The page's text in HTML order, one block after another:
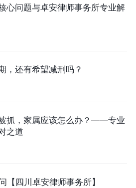
心问题与卓安律师事务所专业解
，还有希望减刑吗？
抓，家属应该怎么办？——专业
之道
【四川卓安律师事务所】